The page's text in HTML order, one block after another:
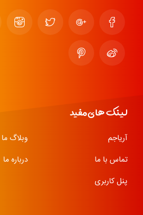
لینک های مفید
آریاجم
وبلاگ ما
تماس با ما
درباره ما
پنل کاربری